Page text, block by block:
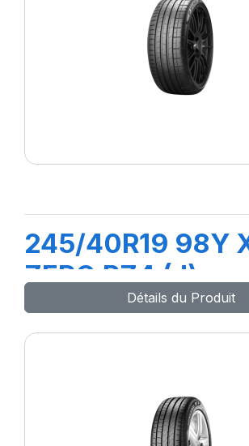
245/40R19 98Y
ZERO PZ4 (J)
Détails du Produit